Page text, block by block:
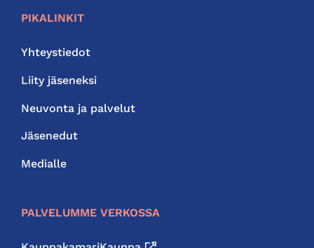
PIKALINKIT
Yhteystiedot
Liity jäseneksi
Neuvonta ja palvelut
Jäsenedut
Medialle
PALVELUMME VERKOSSA